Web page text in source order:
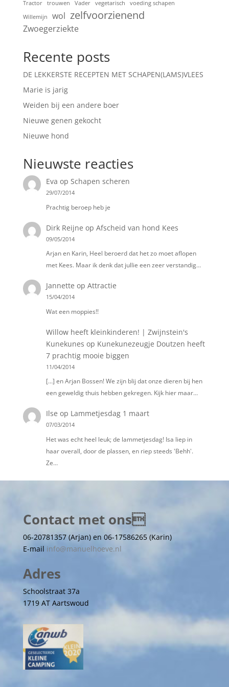
Tractor
trouwen Vader vegetarisch
voeding schapen
Willemijn
wol zelfvoorzienend
Zwoegerziekte
Recente posts
DE LEKKERSTE RECEPTEN MET SCHAPEN(LAMS)VLEES
Marie is jarig
Weiden bij een andere boer
Nieuwe genen gekocht
Nieuwe hond
Nieuwste reacties
Eva opSchapen scheren
29/07/2014
Prachtig beroep heb je
Dirk Reijne opAfscheid van hond Kees
09/05/2014
Arjan en Karin, Heel beroerd dat het zo moet aflopen
met Kees. Maar ik denk dat jullie een zeer verstandig…
Jannette opAttractie
15/04/2014
Wat een moppies!!
Willow heeft kleinkinderen! | Zwijnstein's
Kunekunes op Kunekunezeugje Doutzen heeft
7 prachtig mooie biggen
11/04/2014
[…] en Arjan Bossen! We zijn blij dat onze dieren bij hen
een geweldig thuis hebben gekregen. Kijk hier maar…
Ilse op Lammetjesdag 1 maart
07/03/2014
Het was echt heel leuk; de lammetjesdag! Isa liep in
haar overall, door de plassen, en riep steeds 'Behh'.
Ze…
Contact met ons
06-20781357 (Arjan) en 06-17586265 (Karin)
E-mail info@manuelhoeve.nl
Adres
Schoolstraat 37a
1719 AT Aartswoud